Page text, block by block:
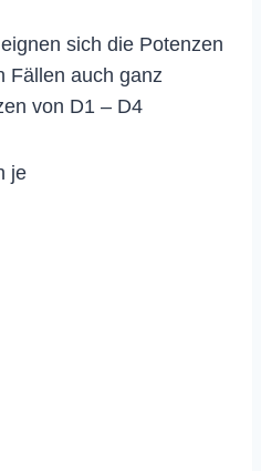
sich die Potenzen
Fällen auch ganz
von D1 – D4
je